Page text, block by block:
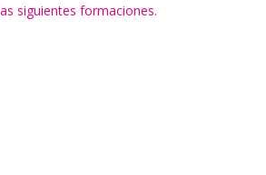
siguientes formaciones.